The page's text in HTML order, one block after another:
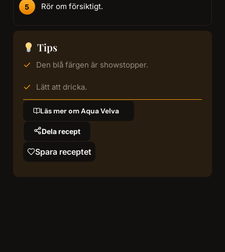
Rör om försiktigt.
Tips
Den blå färgen är showstopper.
Lätt att dricka.
Läs mer om Aqua Velva
Dela recept
Spara receptet